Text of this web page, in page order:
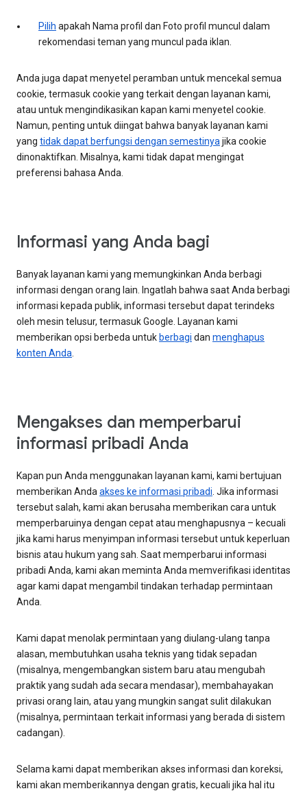
Pilih apakah Nama profil dan Foto profil muncul dalam
rekomendasi teman yang muncul pada iklan.
Anda juga dapat menyetel peramban untuk mencekal semua
cookie, termasuk cookie yang terkait dengan layanan kami,
atau untuk mengindikasikan kapan kami menyetel cookie.
Namun, penting untuk diingat bahwa banyak layanan kami
yang tidak dapat berfungsi dengan semestinyajika cookie
dinonaktifkan. Misalnya, kami tidak dapat mengingat
preferensi bahasa Anda.
Informasi yang Anda bagi
Banyak layanan kami yang memungkinkan Anda berbagi
informasi dengan orang lain. Ingatlah bahwa saat Anda berbagi
informasi kepada publik, informasi tersebut dapat terindeks
oleh mesin telusur, termasuk Google. Layanan kami
memberikan opsi berbeda untuk berbagi dan menghapus
konten Anda.
Mengakses dan memperbarui
informasi pribadi Anda
Kapan pun Anda menggunakan layanan kami, kami bertujuan
memberikan Andaakses ke informasi pribadi. Jika informasi
tersebut salah, kami akan berusaha memberikan cara untuk
memperbaruinya dengan cepat atau menghapusnya – kecuali
jika kami harus menyimpan informasi tersebut untuk keperluan
bisnis atau hukum yang sah. Saat memperbarui informasi
pribadi Anda, kami akan meminta Anda memverifikasi identitas
agar kami dapat mengambil tindakan terhadap permintaan
Anda.
Kami dapat menolak permintaan yang diulang-ulang tanpa
alasan, membutuhkan usaha teknis yang tidak sepadan
(misalnya, mengembangkan sistem baru atau mengubah
praktik yang sudah ada secara mendasar), membahayakan
privasi orang lain, atau yang mungkin sangat sulit dilakukan
(misalnya, permintaan terkait informasi yang berada di sistem
cadangan).
Selama kami dapat memberikan akses informasi dan koreksi,
kami akan memberikannya dengan gratis, kecuali jika hal itu